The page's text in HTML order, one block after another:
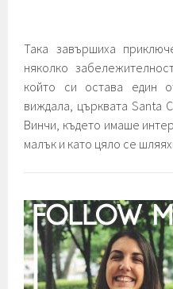
Така завършиха
няколко
който си остава един
виждала, църквата Santa
Винчи, където имаше
малък и като цяло се